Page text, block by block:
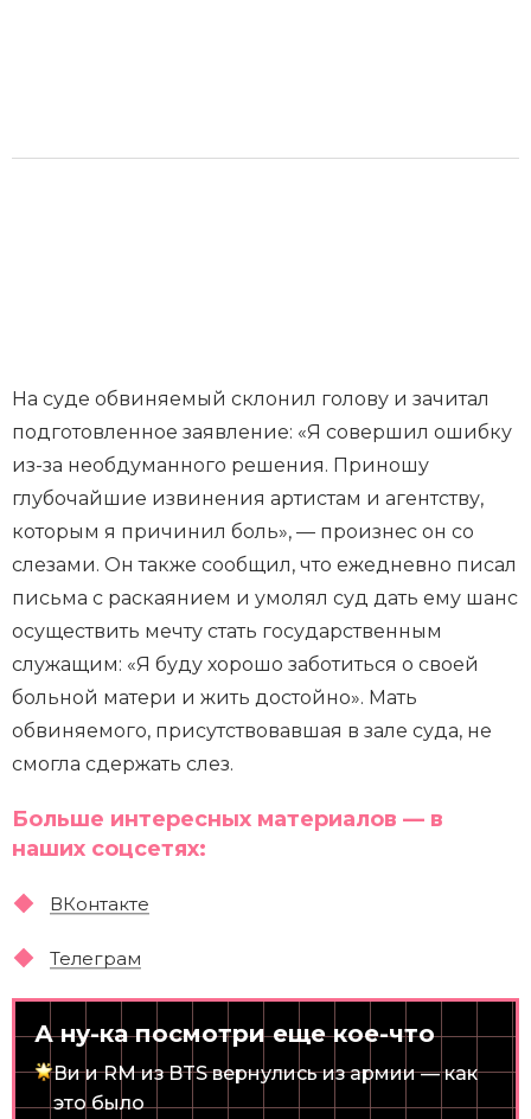
На суде обвиняемый склонил голову и зачитал
подготовленное заявление: «Я совершил ошибку
из-за необдуманного решения. Приношу
глубочайшие извинения артистам и агентству,
которым я причинил боль», — произнес он со
слезами. Он также сообщил, что ежедневно писал
письма с раскаянием и умолял суд дать ему шанс
осуществить мечту стать государственным
служащим: «Я буду хорошо заботиться о своей
больной матери и жить достойно». Мать
обвиняемого, присутствовавшая в зале суда, не
смогла сдержать слез.
Больше интересных материалов — в
наших соцсетях:
ВКонтакте
Телеграм
А ну-ка посмотри еще кое-что
Ви и RM из BTS вернулись из армии — как
это было